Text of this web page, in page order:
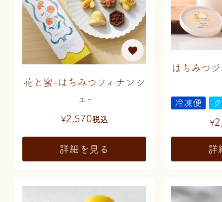
花と蜜-はちみつフィナンシ
ェ-
¥2,570税込
詳細を見る
はちみつ
冷凍便
¥
詳